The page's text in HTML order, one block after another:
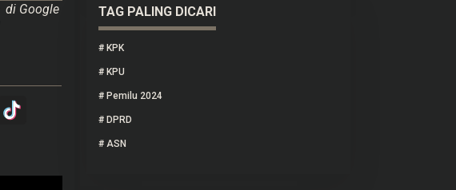
di Google
TAG PALING DICARI
# KPK
# KPU
# Pemilu 2024
# DPRD
# ASN